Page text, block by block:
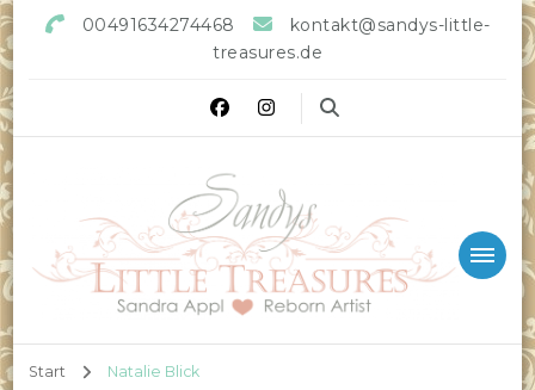
00491634274468
kontakt@sandys-little-
treasures.de
Start Natalie Blick